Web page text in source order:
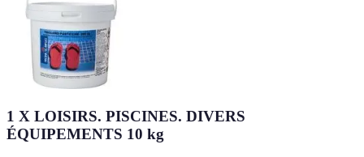
1 X LOISIRS. PISCINES. DIVERS
ÉQUIPEMENTS 10 kg